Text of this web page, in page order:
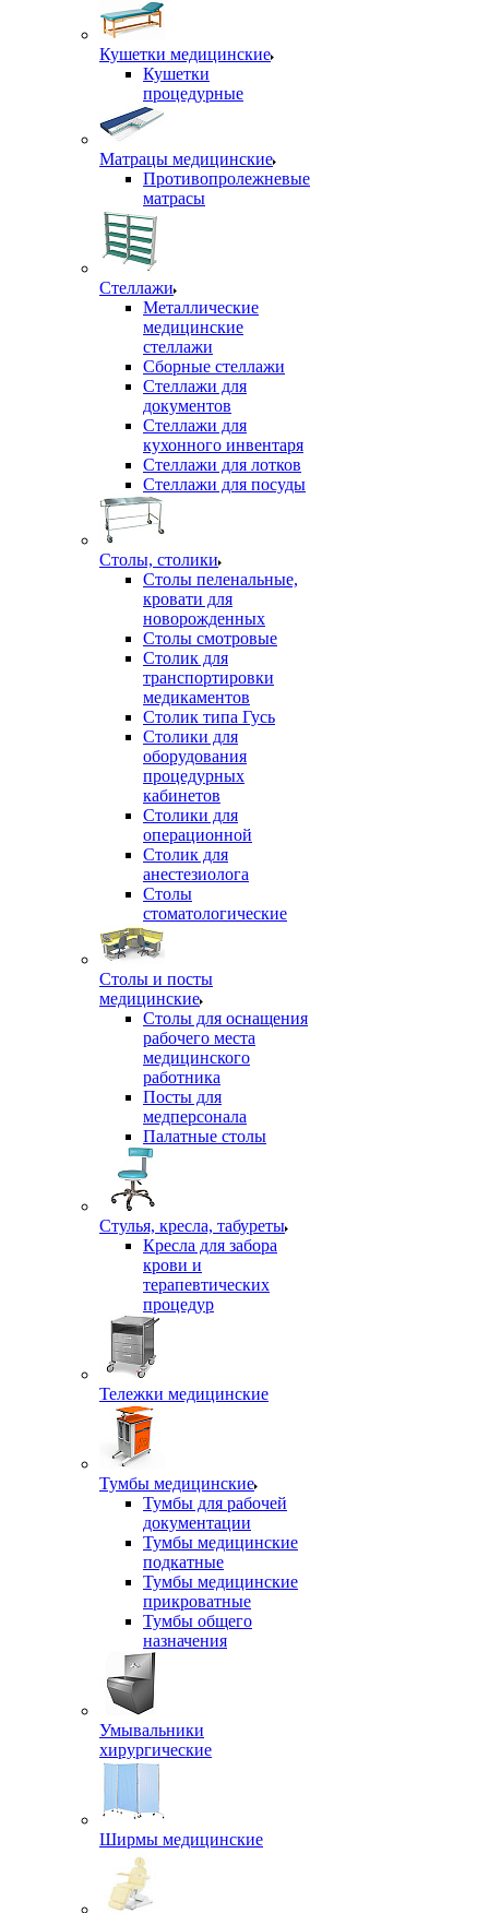
Кушетки медицинские
Кушетки
процедурные
Матрацы медицинские
Противопролежневые
матрасы
Стеллажи
Металлические
медицинские
стеллажи
Сборные стеллажи
Стеллажи для
документов
Стеллажи для
кухонного инвентаря
Стеллажи для лотков
Стеллажи для посуды
Столы, столики
Столы пеленальные,
кровати для
новорожденных
Столы смотровые
Столик для
транспортировки
медикаментов
Столик типа Гусь
Столики для
оборудования
процедурных
кабинетов
Столики для
операционной
Столик для
анестезиолога
Столы
стоматологические
Столы и посты
медицинские
Столы для оснащения
рабочего места
медицинского
работника
Посты для
медперсонала
Палатные столы
Стулья, кресла, табуреты
Кресла для забора
крови и
терапевтических
процедур
Тележки медицинские
Тумбы медицинские
Тумбы для рабочей
документации
Тумбы медицинские
подкатные
Тумбы медицинские
прикроватные
Тумбы общего
назначения
Умывальники
хирургические
Ширмы медицинские